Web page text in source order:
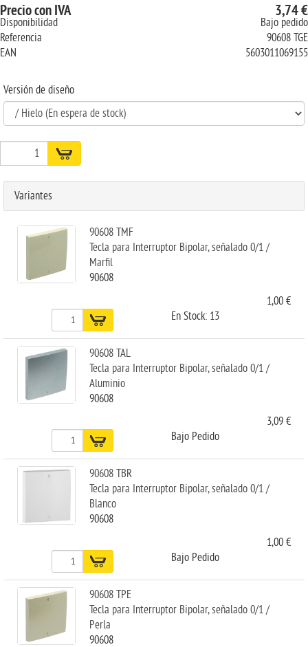
Precio con IVA 3,74 €
Disponibilidad
Bajo pedido
Referencia
90608 TGE
EAN
5603011069155
Versión de diseño
Variantes
90608 TMF
Tecla para Interruptor Bipolar, señalado 0/1 /
Marfil
90608
1,00 €
En Stock: 13
90608 TAL
Tecla para Interruptor Bipolar, señalado 0/1 /
Aluminio
90608
3,09 €
Bajo Pedido
90608 TBR
Tecla para Interruptor Bipolar, señalado 0/1 /
Blanco
90608
1,00 €
Bajo Pedido
90608 TPE
Tecla para Interruptor Bipolar, señalado 0/1 /
Perla
90608